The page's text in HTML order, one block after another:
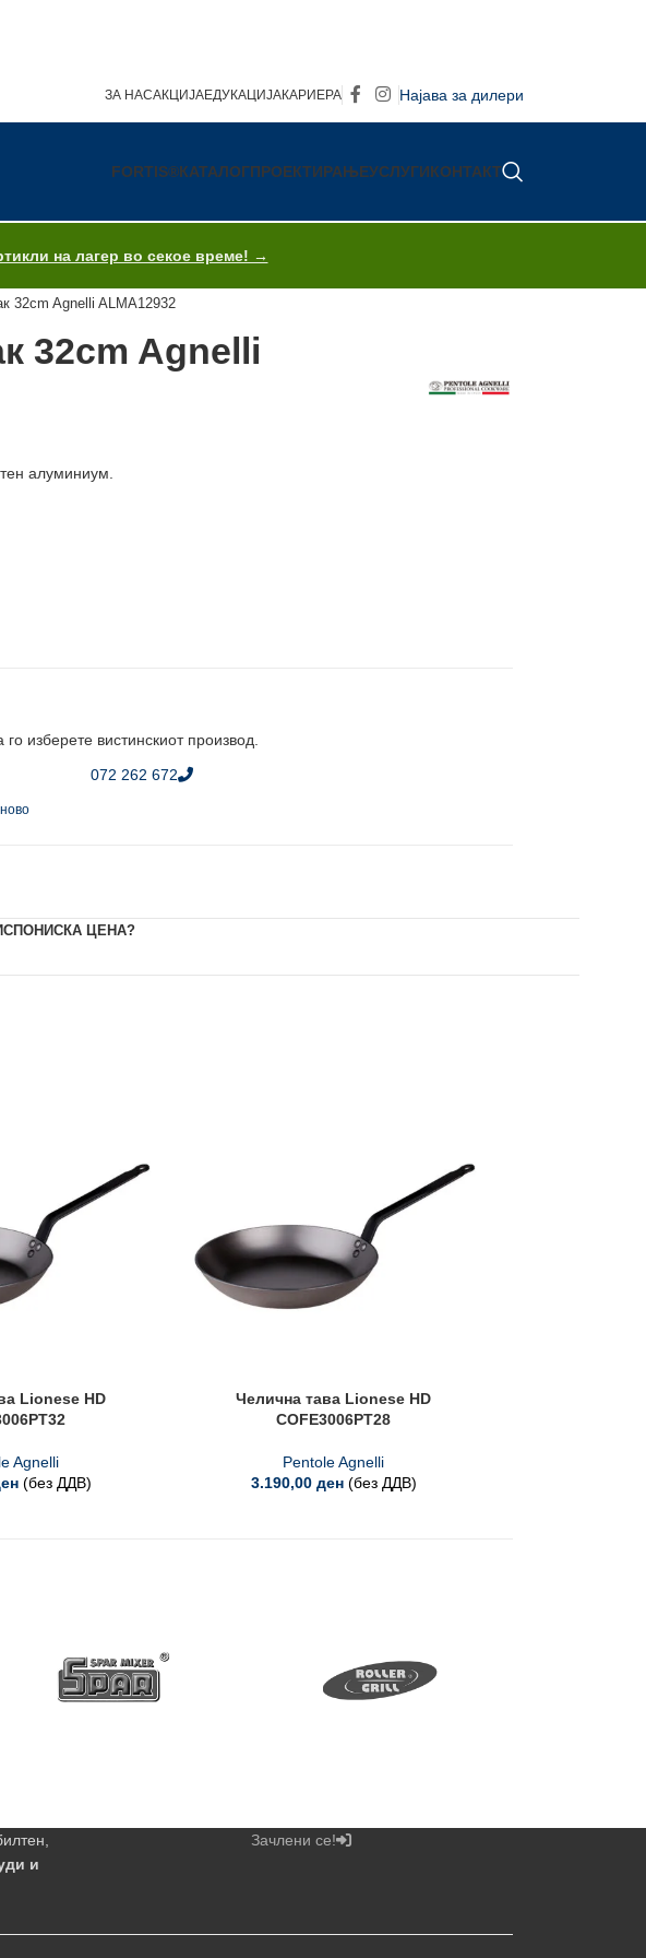
ЗА НАСАКЦИЈАЕДУКАЦИЈАКАРИЕРА Најава за дилери
FORTIS®КАТАЛОГПРОЕКТИРАЊЕУСЛУГИКОНТАКТ
на лагер во секое време! →
32cm Agnelli ALMA12932
32cm Agnelli
алуминиум.
изберете вистинскиот производ.
072 262 672
ПОНИСКА ЦЕНА?
Lionese HD
Agnelli
(без ДДВ)
Челична тава Lionese HD
COFE3006PT28
Pentole Agnelli
3.190,00 ден (без ДДВ)
и
Зачлени се!